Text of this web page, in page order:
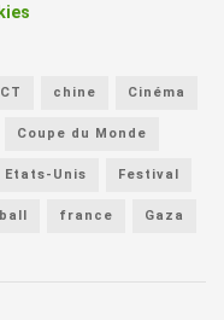
chine Cinéma
Coupe du Monde
Etats-Unis Festival
france Gaza